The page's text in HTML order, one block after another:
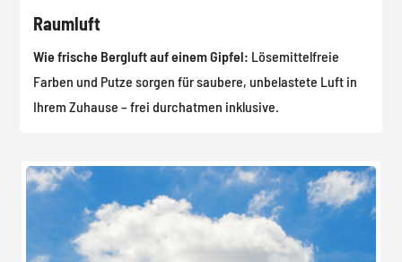
Raumluft
Wie frische Bergluft auf einem Gipfel: Lösemittelfreie
Farben und Putze sorgen für saubere, unbelastete Luft in
Ihrem Zuhause – frei durchatmen inklusive.